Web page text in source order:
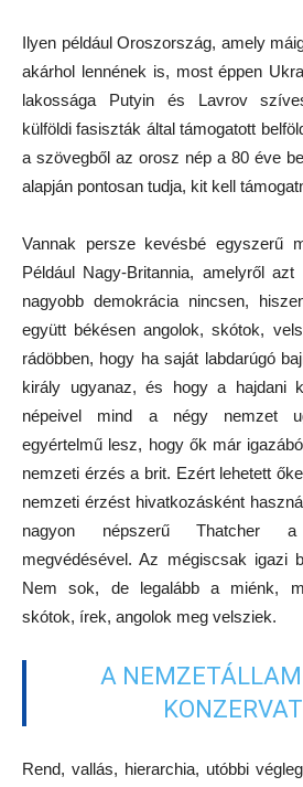
Ilyen például Oroszország, amely
akárhol lennének is, most éppen
lakossága Putyin és Lavrov
külföldi fasiszták által támogatott
a szövegből az orosz nép a 80 éve
alapján pontosan tudja, kit kell
Vannak persze kevésbé egyszerű
Például Nagy-Britannia, amelyről
nagyobb demokrácia nincsen,
együtt békésen angolok, skótok,
rádöbben, hogy ha saját labdarúgó
király ugyanaz, és hogy a hajdani
népeivel mind a négy nemzet
egyértelmű lesz, hogy ők már
nemzeti érzés a brit. Ezért lehetett
nemzeti érzést hivatkozásként
nagyon népszerű Thatcher
megvédésével. Az mégiscsak igazi
Nem sok, de legalább a miénk,
skótok, írek, angolok meg velsziek.
A
Rend, vallás, hierarchia, utóbbi